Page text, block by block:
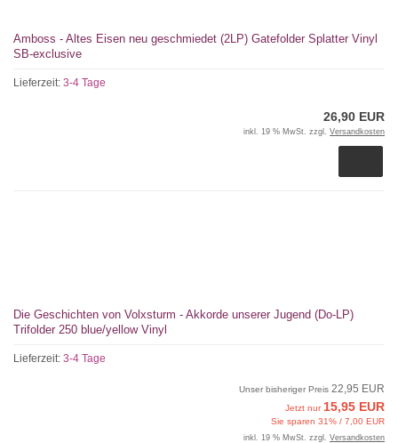
Amboss - Altes Eisen neu geschmiedet (2LP) Gatefolder Splatter Vinyl
SB-exclusive
Lieferzeit: 3-4 Tage
26,90 EUR
inkl. 19 % MwSt. zzgl. Versandkosten
Die Geschichten von Volxsturm - Akkorde unserer Jugend (Do-LP)
Trifolder 250 blue/yellow Vinyl
Lieferzeit: 3-4 Tage
Unser bisheriger Preis 22,95 EUR
Jetzt nur 15,95 EUR
Sie sparen 31% / 7,00 EUR
inkl. 19 % MwSt. zzgl. Versandkosten